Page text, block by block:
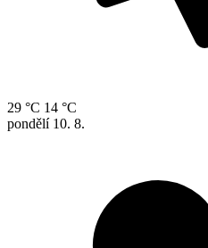
29 °C 14 °C
pondělí 10. 8.